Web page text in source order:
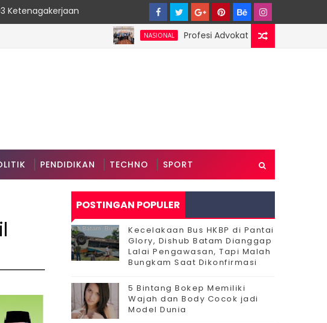
Ketenagakerjaan
NASIONAL
Profesi Advokat Diduga Dilecehkan Saat
PENDIDIKAN TECHNO SPORT
POSTINGAN POPULER
Kecelakaan Bus HKBP di Pantai
Glory, Dishub Batam Dianggap
Lalai Pengawasan, Tapi Malah
Bungkam Saat Dikonfirmasi
5 Bintang Bokep Memiliki
Wajah dan Body Cocok jadi
Model Dunia